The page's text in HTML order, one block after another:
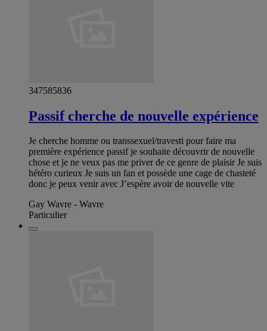
347585836
Passif cherche de nouvelle expérience
Je cherche homme ou transsexuel/travesti pour faire ma
première expérience passif je souhaite découvrir de nouvelle
chose et je ne veux pas me priver de ce genre de plaisir Je suis
hétéro curieux Je suis un fan et possède une cage de chasteté
donc je peux venir avec J’espère avoir de nouvelle vite
Gay Wavre - Wavre
Particulier